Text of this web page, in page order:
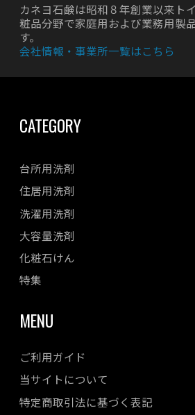
カネヨ石鹸は昭和８年創業以来ト
粧品分野で家庭用および業務用製
す。
会社情報・事業所一覧はこちら
CATEGORY
台所用洗剤
住居用洗剤
洗濯用洗剤
大容量洗剤
化粧石けん
特集
MENU
ご利用ガイド
当サイトについて
特定商取引法に基づく表記